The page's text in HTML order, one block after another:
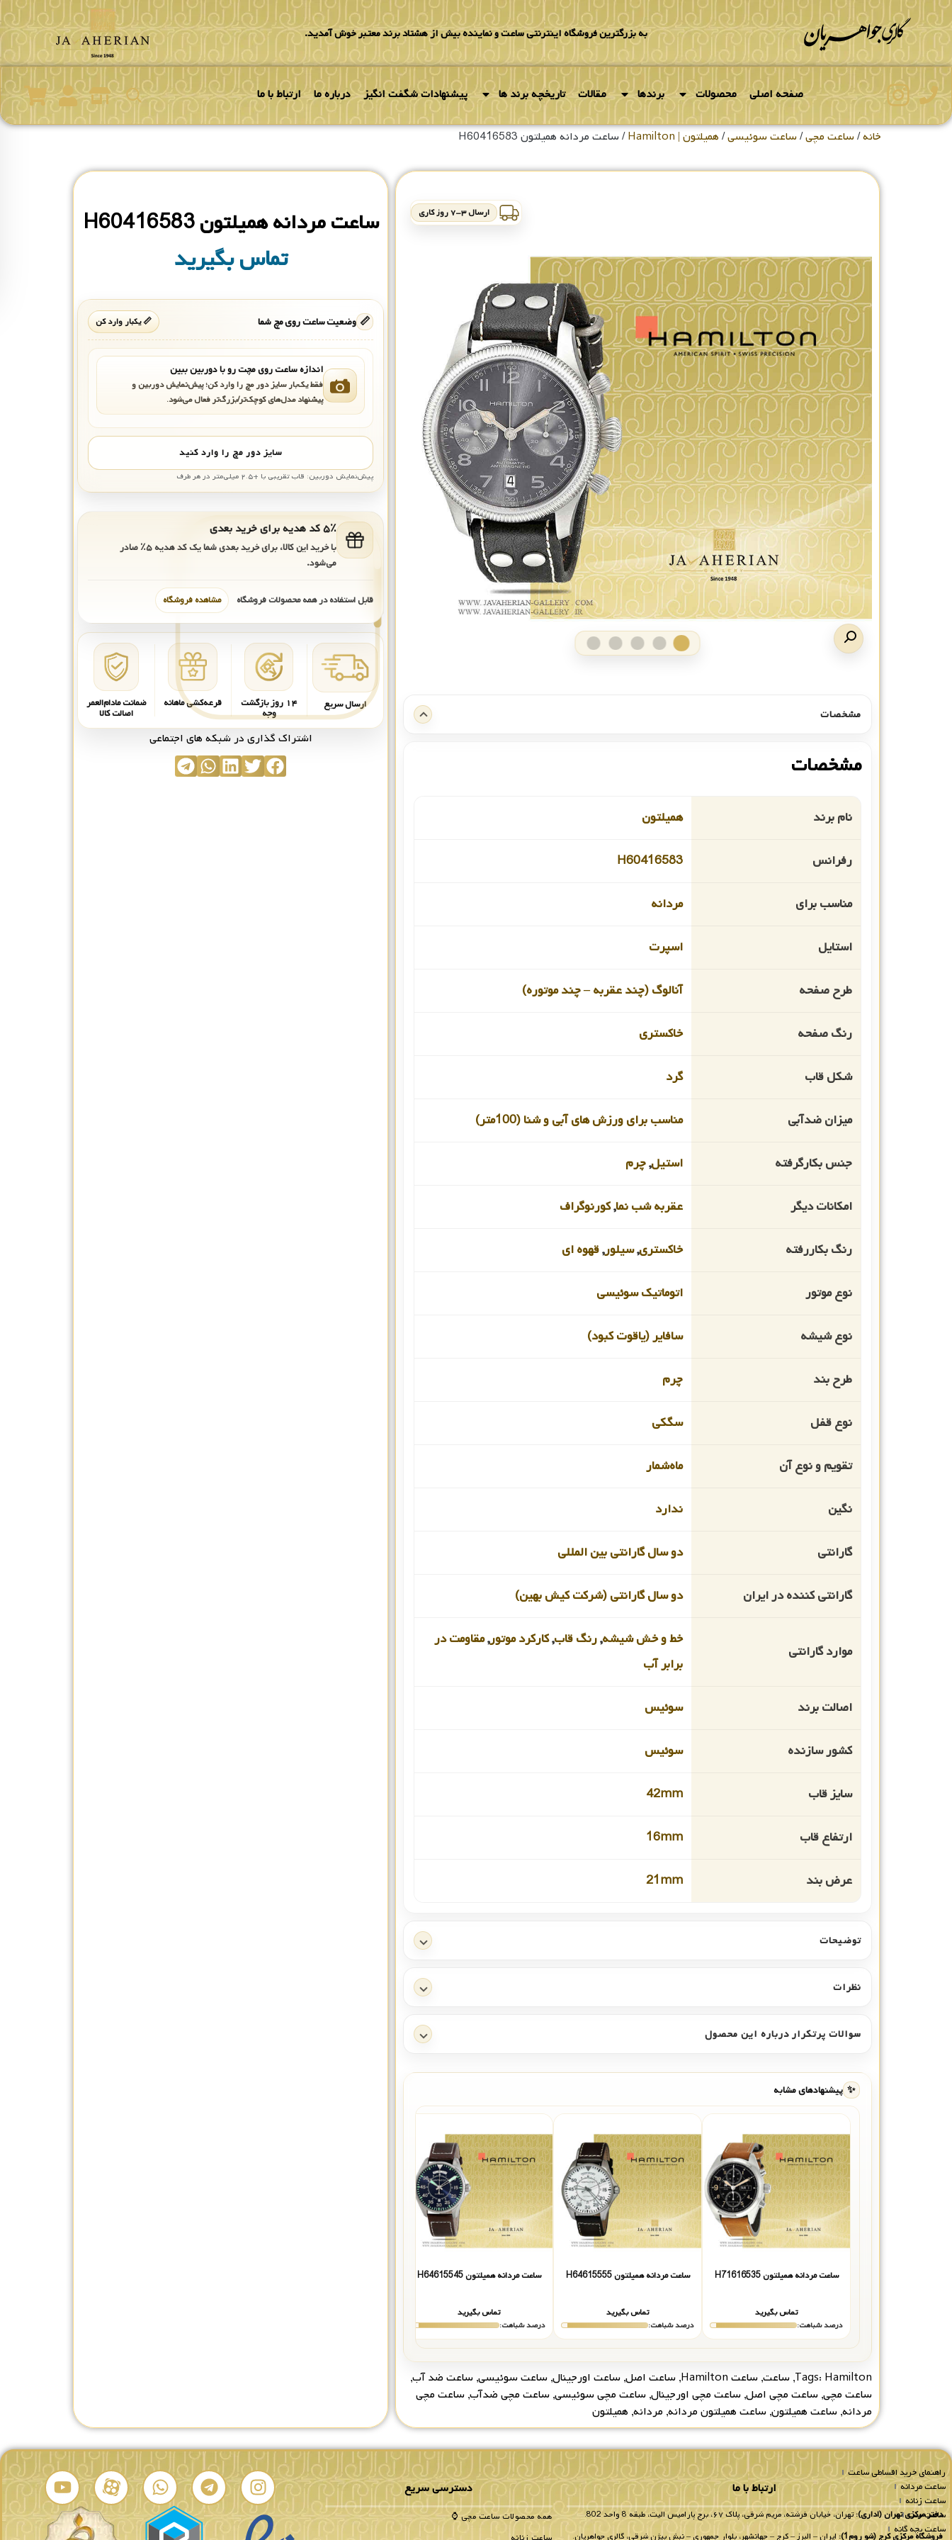
به بزرگترین فروشگاه اینترنتی ساعت و نماینده بیش از هشتاد برند معتبر خوش آمدید.
صفحه اصلی محصولات برندها مقالات تاریخچه برند ها پیشنهادات شگفت انگیز درباره ما ارتباط با ما
خانه/ساعت مچی/ساعت سوئیسی/ همیلتون | Hamilton / ساعت مردانه همیلتون H60416583
ارسال ۳-۷ روز کاری
مشخصات
مشخصات
نام برند همیلتون
رفرانس H60416583
مناسب برای مردانه
استایل اسپرت
طرح صفحه آنالوگ (چند عقربه – چند موتوره)
رنگ صفحه خاکستری
شکل قاب گرد
میزان ضدآبی مناسب برای ورزش های آبی و شنا (100متر)
جنس بکارگرفته استیل,چرم
امکانات دیگر عقربه شب نما,کورنوگراف
رنگ بکاررفته خاکستری,سیلور,قهوه ای
نوع موتور اتوماتیک سوئیسی
نوع شیشه سافایر (یاقوت کبود)
طرح بند چرم
نوع قفل سگکی
تقویم و نوع آن ماه‌شمار
نگین ندارد
گارانتی دو سال گارانتی بین المللی
گارانتی کننده در ایران دو سال گارانتی (شرکت کیش بهین)
موارد گارانتی
خط و خش شیشه,رنگ قاب,کارکرد موتور,مقاومت در
برابر آب
اصالت برند سوئیس
کشور سازنده سوئیس
سایز قاب 42mm
ارتفاع قاب 16mm
عرض بند 21mm
توضیحات
نظرات
سوالات پرتکرار درباره این محصول
✨ پیشنهادهای مشابه
ساعت مردانه همیلتون H71616535
تماس بگیرید
درصد شباهت:
ساعت مردانه همیلتون H64615555
تماس بگیرید
درصد شباهت:
ساعت مردانه همیلتون H64615545
تماس بگیرید
درصد شباهت:
Tags: Hamilton
, ساعت, ساعت Hamilton , ساعت اصل, ساعت اورجینال, ساعت سوئیسی, ساعت ضد آب,
ساعت مچی, ساعت مچی اصل, ساعت مچی اورجینال, ساعت مچی سوئیسی, ساعت مچی ضدآب, ساعت مچی
مردانه, ساعت همیلتون, ساعت همیلتون مردانه, مردانه, همیلتون
ساعت مردانه همیلتون H60416583
تماس بگیرید
📏 وضعیت ساعت روی مچ شما 📏 یکبار وارد کن
اندازه ساعت روی مچت رو با دوربین ببین
فقط یک‌بار سایز دور مچ را وارد کن؛ پیش‌نمایش دوربین و
پیشنهاد مدل‌های کوچک‌تر/بزرگ‌تر فعال می‌شود.
سایز دور مچ را وارد کنید
پیش‌نمایش دوربین: قاب تقریبی با +۲.۵ میلی‌متر در هر طرف
۵٪ کد هدیه برای خرید بعدی
با خرید این کالا، برای خرید بعدی شما یک کد هدیه۵٪ صادر
می‌شود.
قابل استفاده در همه محصولات فروشگاه مشاهده فروشگاه
ارسال سریع ۱۴ روز بازگشت
وجه
قرعه‌کشی ماهانه ضمانت مادام‌العمر
اصالت کالا
اشتراک گذاری در شبکه های اجتماعی
راهنمای خرید اقساطی ساعت
ساعت مردانه
ساعت زنانه
ساعت ست
ساعت بچه گانه
ارتباط با ما
دفتر مرکزی تهران (اداری):تهران، خیابان فرشته، مریم شرقی، پلاک ۶۷، برج پارامیس الیت، طبقه 8 واحد 802.
فروشگاه مرکزی کرج (شو روم1):
ایران – البرز – کرج – جهانشهر، بلوار جمهوری – نبش بیژن شرقی، گالری جواهریان.
دسترسی سریع
همه محصولات ساعت مچی ⌚